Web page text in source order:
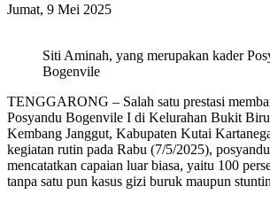
Jumat, 9 Mei 2025
Siti Aminah, yang merupakan kader
Bogenvile
TENGGARONG – Salah satu prestasi
Posyandu Bogenvile I di Kelurahan Bukit
Kembang Janggut, Kabupaten Kutai
kegiatan rutin pada Rabu (7/5/2025),
mencatatkan capaian luar biasa, yaitu 100
tanpa satu pun kasus gizi buruk maupun